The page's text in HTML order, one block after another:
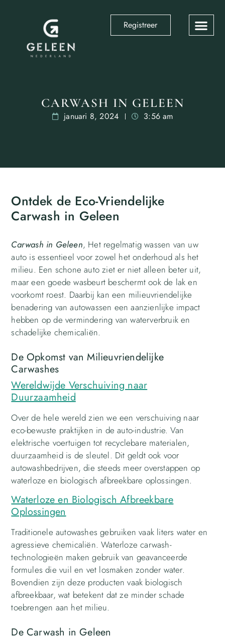
Registreer
CARWASH IN GELEEN
januari 8, 2024 3:56 am
Ontdek de Eco-Vriendelijke
Carwash in Geleen
Carwash in Geleen, Het regelmatig wassen van uw
auto is essentieel voor zowel het onderhoud als het
milieu. Een schone auto ziet er niet alleen beter uit,
maar een goede wasbeurt beschermt ook de lak en
voorkomt roest. Daarbij kan een milieuvriendelijke
benadering van autowassen een aanzienlijke impact
hebben op de vermindering van waterverbruik en
schadelijke chemicaliën.
De Opkomst van Milieuvriendelijke
Carwashes
Wereldwijde Verschuiving naar
Duurzaamheid
Over de hele wereld zien we een verschuiving naar
eco-bewuste praktijken in de auto-industrie. Van
elektrische voertuigen tot recyclebare materialen,
duurzaamheid is de sleutel. Dit geldt ook voor
autowashbedrijven, die steeds meer overstappen op
waterloze en biologisch afbreekbare oplossingen.
Waterloze en Biologisch Afbreekbare
Oplossingen
Traditionele autowashes gebruiken vaak liters water en
agressieve chemicaliën. Waterloze carwash-
technologieën maken gebruik van geavanceerde
formules die vuil en vet losmaken zonder water.
Bovendien zijn deze producten vaak biologisch
afbreekbaar, wat betekent dat ze minder schade
toebrengen aan het milieu.
De Carwash in Geleen